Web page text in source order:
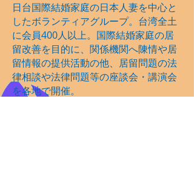
日台国際結婚家庭の日本人妻を中心と
したボランティアグループ。台湾全土
に会員400人以上。国際結婚家庭の居
留改善を目的に、関係機関へ陳情や居
留情報の提供活動の他、居留問題の法
律相談や法律問題等の座談会・講演会
を各地で開催。